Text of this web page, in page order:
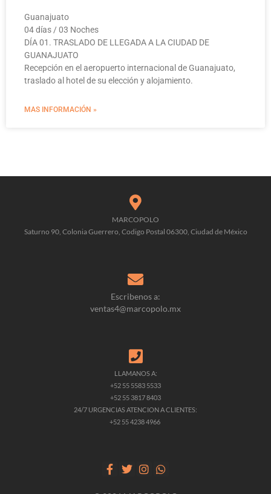
Guanajuato
04 días / 03 Noches
DÍA 01. TRASLADO DE LLEGADA A LA CIUDAD DE
GUANAJUATO
Recepción en el aeropuerto internacional de Guanajuato,
traslado al hotel de su elección y alojamiento.
MAS INFORMACIÓN »
MARCOPOLO
Saturno 90, Colonia Guerrero, Codigo Postal 06300, Ciudad de México
Escribenos a:
ventas4@marcopolo.mx
LLAMANOS A:
+52 55 5583 5533
+52 55 3817 8403
24/7 URGENCIAS ATENCION A CLIENTES:
+52 55 4238 4966